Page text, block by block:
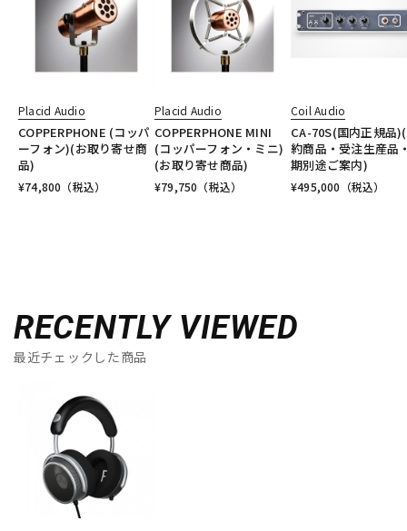
Placid Audio
COPPERPHONE (コッパ
ーフォン)(お取り寄せ商
品)
¥74,800 （税込）
Placid Audio
COPPERPHONE MINI
(コッパーフォン・ミニ)
(お取り寄せ商品)
¥79,750 （税込）
Coil Audio
CA-70S(国内正規品
約商品・受注生産品
期別途ご案内)
¥495,000 （税込）
RECENTLY VIEWED
最近チェックした商品